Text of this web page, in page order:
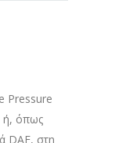
Pressure
ή, όπως
DAF, στη